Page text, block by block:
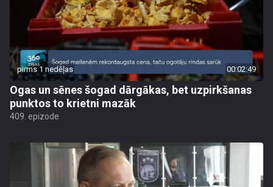
pirms 1 nedēļas 00:02:49
Ogas un sēnes šogad dārgākas, bet uzpirkšanas
punktos to krietni mazāk
409. epizode